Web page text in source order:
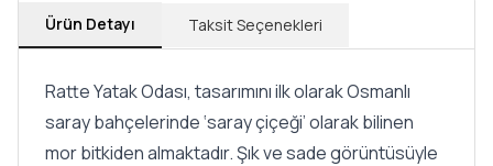
Ürün Detayı Taksit Seçenekleri
Ratte Yatak Odası, tasarımını ilk olarak Osmanlı
saray bahçelerinde ‘saray çiçeği’ olarak bilinen
mor bitkiden almaktadır. Şık ve sade görüntüsüyle